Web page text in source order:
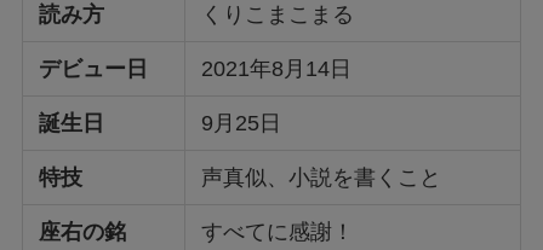
読み方 くりこまこまる
デビュー日 2021年8月14日
誕生日 9月25日
特技 声真似、小説を書くこと
座右の銘 すべてに感謝！